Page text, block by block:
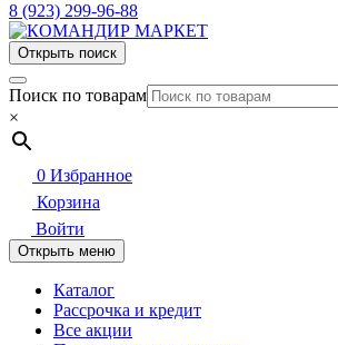
8 (923) 299-96-88
Открыть поиск
Поиск по товарам
×
0 Избранное
Корзина
Войти
Открыть меню
Каталог
Рассрочка и кредит
Все акции